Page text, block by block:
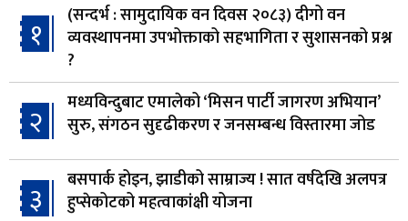
१
(सन्दर्भ : सामुदायिक वन दिवस २०८३) दीगो वन
व्यवस्थापनमा उपभोक्ताको सहभागिता र सुशासनको प्रश्न
?
२
मध्यविन्दुबाट एमालेको ‘मिसन पार्टी जागरण अभियान’
सुरु, संगठन सुदृढीकरण र जनसम्बन्ध विस्तारमा जोड
३
बसपार्क होइन, झाडीको साम्राज्य ! सात वर्षदेखि अलपत्र
हुप्सेकोटको महत्वाकांक्षी योजना